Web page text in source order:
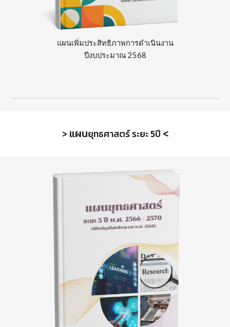
แผนเพิ่มประสิทธิภาพการดำเนินงาน
ปีงบประมาณ 2568
> แผนยุทธศาสตร์ ระยะ 5ปี <